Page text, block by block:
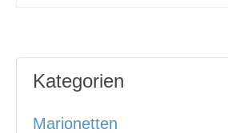
Kategorien
Marionetten